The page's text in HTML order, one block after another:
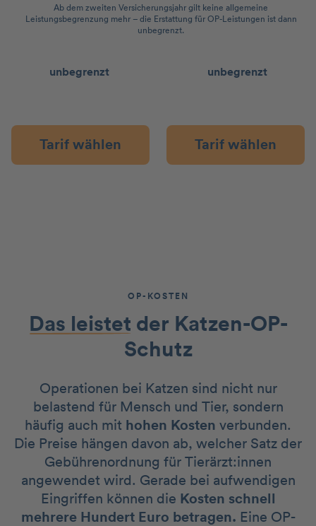
Ab dem zweiten Versicherungsjahr gilt keine allgemeine
Leistungsbegrenzung mehr – die Erstattung für OP-Leistungen ist dann
unbegrenzt.
unbegrenzt unbegrenzt
Tarif wählen Tarif wählen
OP-KOSTEN
Das leistet der Katzen-OP-
Schutz
Operationen bei Katzen sind nicht nur
belastend für Mensch und Tier, sondern
häufig auch mit hohen Kosten verbunden.
Die Preise hängen davon ab, welcher Satz der
Gebührenordnung für Tierärzt:innen
angewendet wird. Gerade bei aufwendigen
Eingriffen können die Kosten schnell
mehrere Hundert Euro betragen. Eine OP-